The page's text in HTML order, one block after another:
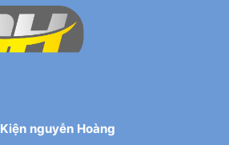
nguyễn Hoàng